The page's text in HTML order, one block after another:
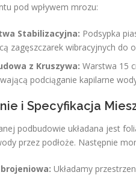
pod wpływem mrozu:
Stabilizacyjna: Podsypka
zagęszczarek wibracyjnych do
z Kruszywa: Warstwa 15
podciąganie kapilarne
i Specyfikacja
podbudowie układana jest
przez podłoże. Następnie
Układamy